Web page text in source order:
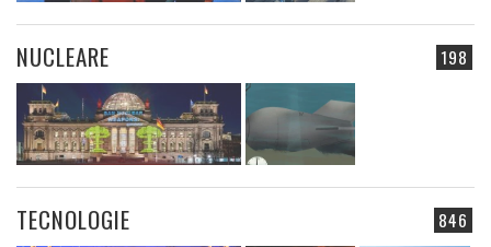
198
NUCLEARE
846
TECNOLOGIE